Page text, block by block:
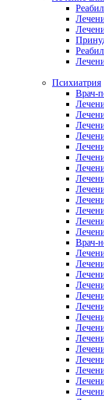
Психиатрия
Врач-
Врач-